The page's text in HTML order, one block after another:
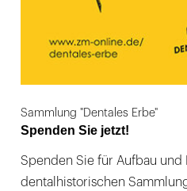
Sammlung "Dentales Erbe"
Spenden Sie jetzt!
Spenden Sie für Aufbau
dentalhistorischen